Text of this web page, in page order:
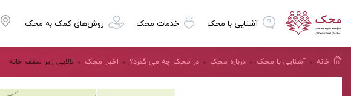
آشنایی با محک خدمات محک روش‌های کمک به محک
خانه آشنایی با محک درباره محک در محک چه می گذرد؟ اخبار محک لالایی زیر سقف خانه